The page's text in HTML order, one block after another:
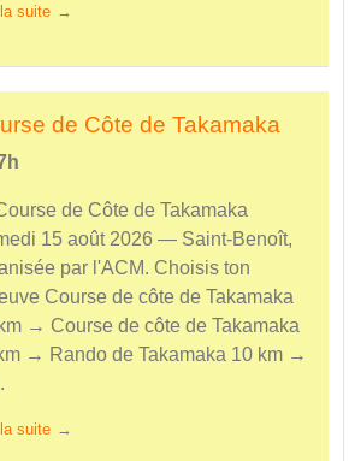
suite
de Côte de Takamaka
de Côte de Takamaka
15 août 2026 — Saint-Benoît,
par l'ACM. Choisis ton
Course de côte de Takamaka
→ Course de côte de Takamaka
→ Rando de Takamaka 10 km →
suite